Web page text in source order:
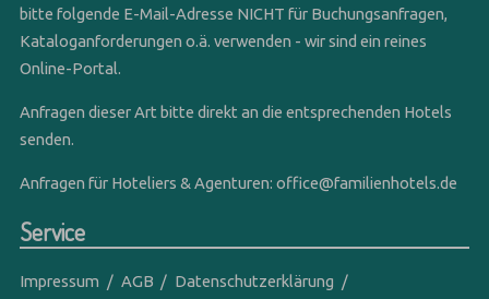
bitte folgende E-Mail-Adresse NICHT für Buchungsanfragen,
Kataloganforderungen o.ä. verwenden - wir sind ein reines
Online-Portal.
Anfragen dieser Art bitte direkt an die entsprechenden Hotels
senden.
Anfragen für Hoteliers & Agenturen:office@familienhotels.de
Service
Impressum AGB
Datenschutzerklärung